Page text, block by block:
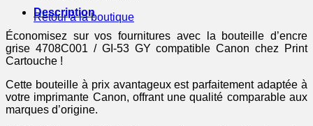
Retour à la boutique
bouteille
d'encre
compatible
Canon
-
Description
Économisez sur vos fournitures avec la bouteille d’encre
grise 4708C001 / GI-53 GY compatible Canon chez Print
Cartouche !
Cette bouteille à prix avantageux est parfaitement adaptée à
votre imprimante Canon, offrant une qualité comparable aux
marques d’origine.